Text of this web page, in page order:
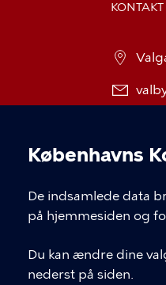
Københavns
De indsamlede data
på hjemmesiden og
Du kan ændre dine
nederst på siden.
KONTAKT